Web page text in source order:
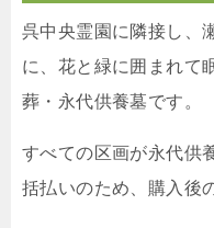
呉中央霊園に隣接し、
に、花と緑に囲まれて
葬・永代供養墓です。
すべての区画が永代供
括払いのため、購入後